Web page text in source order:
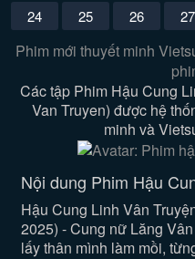
24
25 26 27
Phim mới thuyết minh
Các tập Phim Hậu Cung
Van Truyen) được hệ
minh và
Nội dung Phim Hậu
Hậu Cung Linh Vân
2025) - Cung nữ Lăng
lấy thân mình làm mồi,